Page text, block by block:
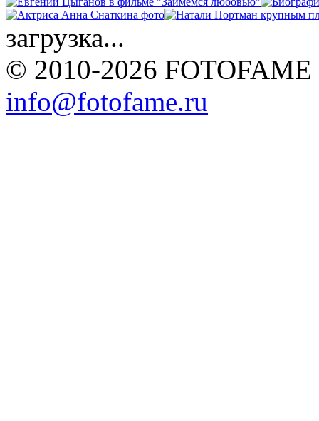
загрузка...
© 2010-2026 FOTOFAME
info@fotofame.ru